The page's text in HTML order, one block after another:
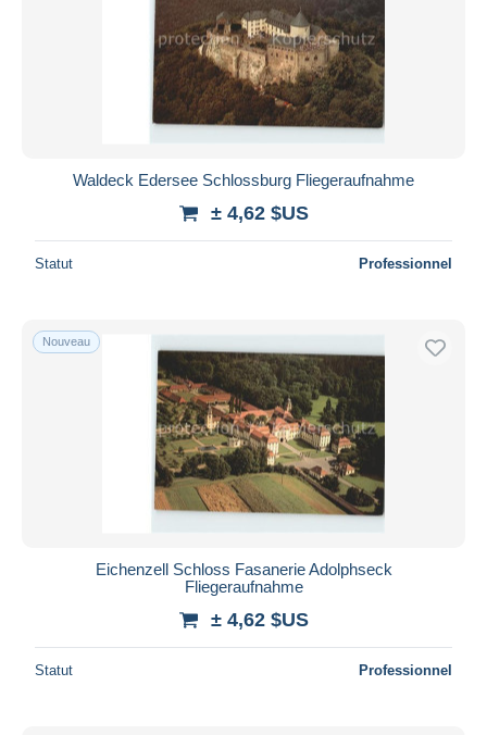
Waldeck Edersee Schlossburg Fliegeraufnahme
± 4,62 $US
Statut Professionnel
Nouveau
Eichenzell Schloss Fasanerie Adolphseck
Fliegeraufnahme
± 4,62 $US
Statut Professionnel